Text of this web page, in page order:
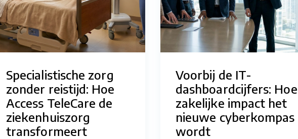
Specialistische zorg
zonder reistijd: Hoe
Access TeleCare de
ziekenhuiszorg
transformeert
Voorbij de IT-
dashboardcijfers: Hoe
zakelijke impact het
nieuwe cyberkompas
wordt